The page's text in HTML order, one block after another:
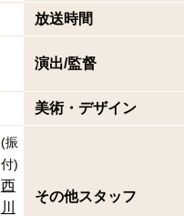
放送時間
演出/監督
美術・デザイン
(振
付)
西
川
その他スタッフ